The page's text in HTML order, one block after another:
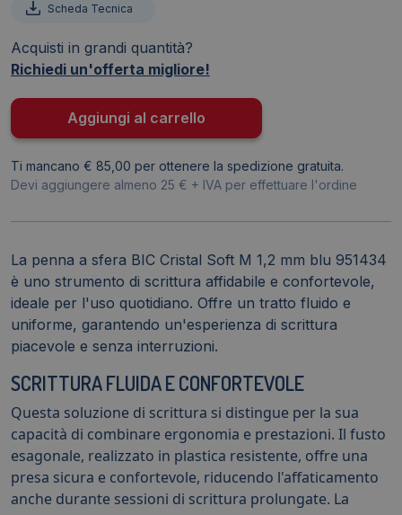
Bic
Blu
-
1,2
mm
Scheda Tecnica
Acquisti in grandi quantità?
Richiedi un'offerta migliore!
Aggiungi al carrello
Ti mancano € 85,00 per ottenere la spedizione gratuita.
Devi aggiungere almeno 25 € + IVA per effettuare l'ordine
La penna a sfera BIC Cristal Soft M 1,2 mm blu 951434
è uno strumento di scrittura affidabile e confortevole,
ideale per l'uso quotidiano. Offre un tratto fluido e
uniforme, garantendo un'esperienza di scrittura
piacevole e senza interruzioni.
SCRITTURA FLUIDA E CONFORTEVOLE
Questa soluzione di scrittura si distingue per la sua
capacità di combinare ergonomia e prestazioni. Il fusto
esagonale, realizzato in plastica resistente, offre una
presa sicura e confortevole, riducendo l'affaticamento
anche durante sessioni di scrittura prolungate. La